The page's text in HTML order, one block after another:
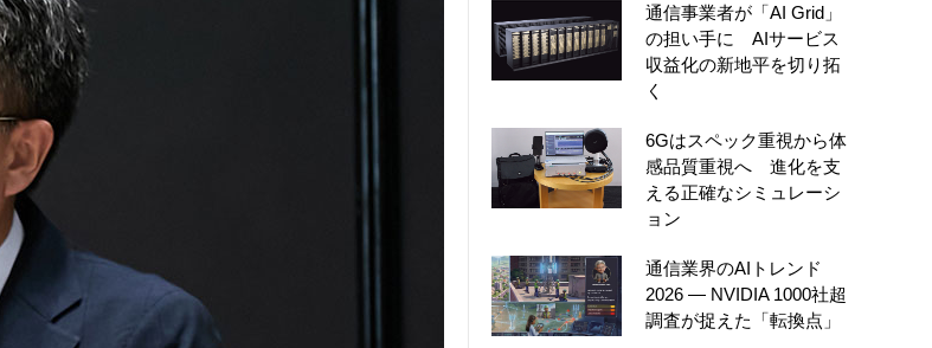
通信事業者が「AI Grid」
の担い手に AIサービス
収益化の新地平を切り拓
く
6Gはスペック重視から体
感品質重視へ 進化を支
える正確なシミュレーシ
ョン
通信業界のAIトレンド
2026 ― NVIDIA 1000社超
調査が捉えた「転換点」